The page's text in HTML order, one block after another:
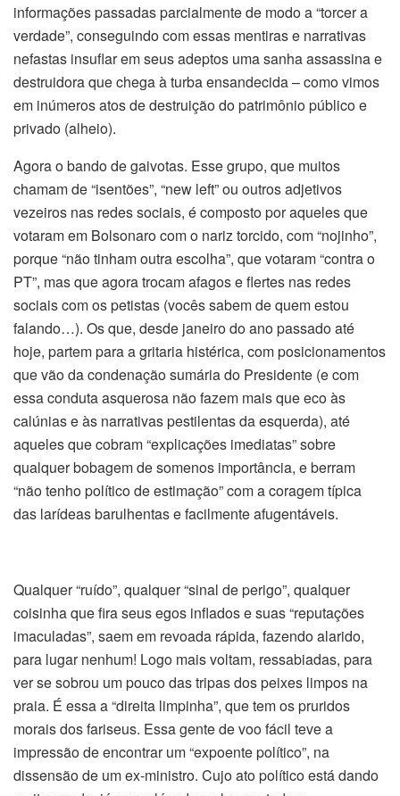
informações passadas parcialmente de modo a “torcer a
verdade”, conseguindo com essas mentiras e narrativas
nefastas insuflar em seus adeptos uma sanha assassina e
destruidora que chega à turba ensandecida – como vimos
em inúmeros atos de destruição do patrimônio público e
privado (alheio).
Agora o bando de gaivotas. Esse grupo, que muitos
chamam de “isentões”, “new left” ou outros adjetivos
vezeiros nas redes sociais, é composto por aqueles que
votaram em Bolsonaro com o nariz torcido, com “nojinho”,
porque “não tinham outra escolha”, que votaram “contra o
PT”, mas que agora trocam afagos e flertes nas redes
sociais com os petistas (vocês sabem de quem estou
falando…). Os que, desde janeiro do ano passado até
hoje, partem para a gritaria histérica, com posicionamentos
que vão da condenação sumária do Presidente (e com
essa conduta asquerosa não fazem mais que eco às
calúnias e às narrativas pestilentas da esquerda), até
aqueles que cobram “explicações imediatas” sobre
qualquer bobagem de somenos importância, e berram
“não tenho político de estimação” com a coragem típica
das larídeas barulhentas e facilmente afugentáveis.
Qualquer “ruído”, qualquer “sinal de perigo”, qualquer
coisinha que fira seus egos inflados e suas “reputações
imaculadas”, saem em revoada rápida, fazendo alarido,
para lugar nenhum! Logo mais voltam, ressabiadas, para
ver se sobrou um pouco das tripas dos peixes limpos na
praia. É essa a “direita limpinha”, que tem os pruridos
morais dos fariseus. Essa gente de voo fácil teve a
impressão de encontrar um “expoente político”, na
dissensão de um ex-ministro. Cujo ato político está dando